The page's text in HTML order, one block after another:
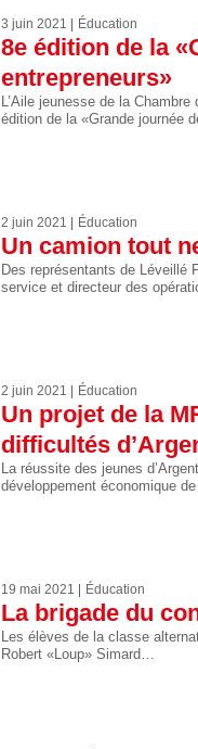
3 juin 2021 Éducation
8e édition de la
entrepreneurs»
L’Aile jeunesse de la
édition de la «Grande journée
2 juin 2021 Éducation
Un camion tout
Des représentants de Léveillé
service et directeur des
2 juin 2021 Éducation
Un projet de la
difficultés
La réussite des jeunes
développement économique
19 mai 2021 Éducation
La brigade du
Les élèves de la classe
Robert «Loup» Simard…